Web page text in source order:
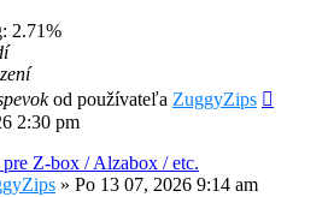
2.71%
od používateľa ZuggyZips
2:30 pm
Z-box / Alzabox / etc.
» Po 13 07, 2026 9:14 am